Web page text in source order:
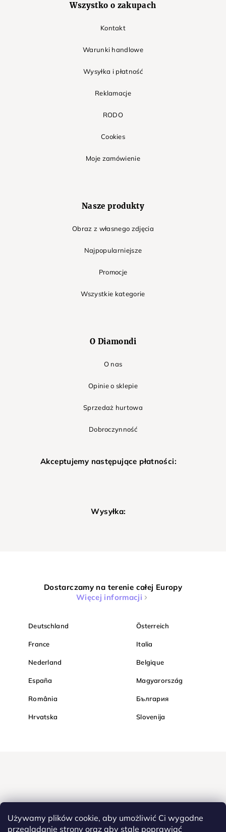
Używamy plików cookie, aby umożliwić Ci wygodne
przeglądanie strony oraz aby stale poprawiać
Wszystko o zakupach
Kontakt
Warunki handlowe
Wysyłka i płatność
Reklamacje
RODO
Cookies
Moje zamówienie
Nasze produkty
Obraz z własnego zdjęcia
Najpopularniejsze
Promocje
Wszystkie kategorie
O Diamondi
O nas
Opinie o sklepie
Sprzedaż hurtowa
Dobroczynność
Akceptujemy następujące płatności:
Wysyłka:
Dostarczamy na terenie całej Europy
Więcej informacji
Deutschland Österreich
France Italia
Nederland Belgique
España Magyarország
România България
Hrvatska Slovenija